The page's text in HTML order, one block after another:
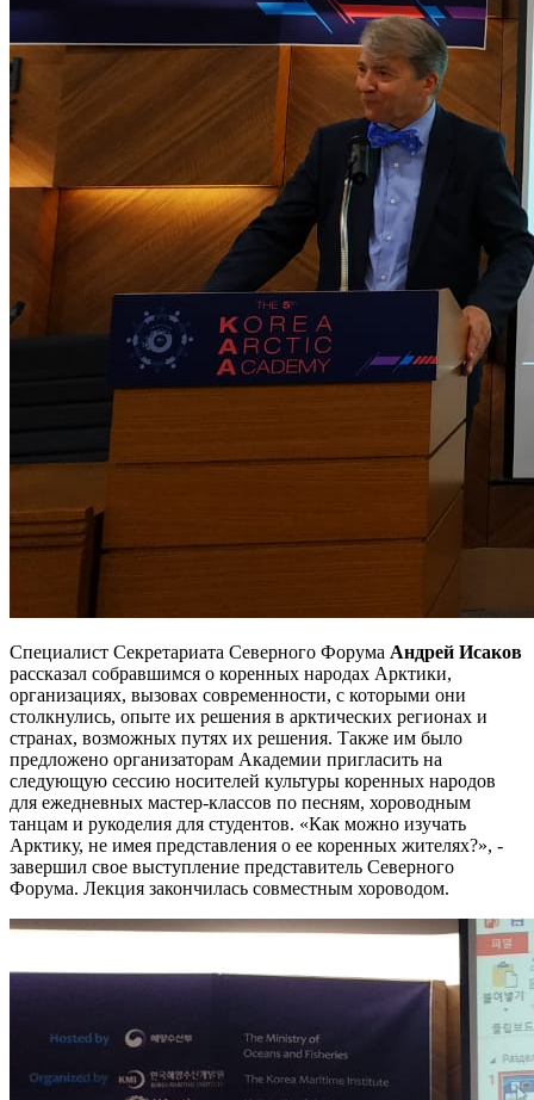
Специалист Секретариата Северного Форума Андрей Исаков
рассказал собравшимся о коренных народах Арктики,
организациях, вызовах современности, с которыми они
столкнулись, опыте их решения в арктических регионах и
странах, возможных путях их решения. Также им было
предложено организаторам Академии пригласить на
следующую сессию носителей культуры коренных народов
для ежедневных мастер-классов по песням, хороводным
танцам и рукоделия для студентов. «Как можно изучать
Арктику, не имея представления о ее коренных жителях?», -
завершил свое выступление представитель Северного
Форума. Лекция закончилась совместным хороводом.